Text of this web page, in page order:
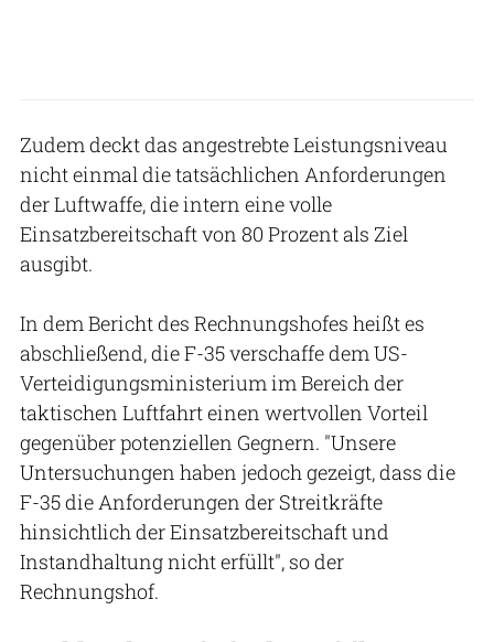
Zudem deckt das angestrebte Leistungsniveau
nicht einmal die tatsächlichen Anforderungen
der Luftwaffe, die intern eine volle
Einsatzbereitschaft von 80 Prozent als Ziel
ausgibt.
In dem Bericht des Rechnungshofes heißt es
abschließend, die F-35 verschaffe dem US-
Verteidigungsministerium im Bereich der
taktischen Luftfahrt einen wertvollen Vorteil
gegenüber potenziellen Gegnern. "Unsere
Untersuchungen haben jedoch gezeigt, dass die
F-35 die Anforderungen der Streitkräfte
hinsichtlich der Einsatzbereitschaft und
Instandhaltung nicht erfüllt", so der
Rechnungshof.